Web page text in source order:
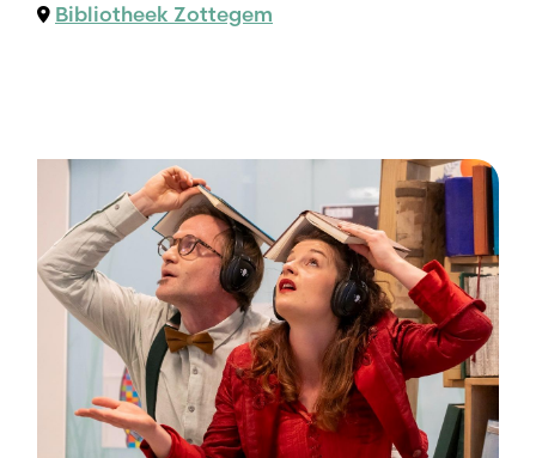
Bibliotheek Zottegem